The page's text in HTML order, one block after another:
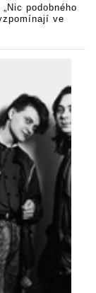
podobného
ve